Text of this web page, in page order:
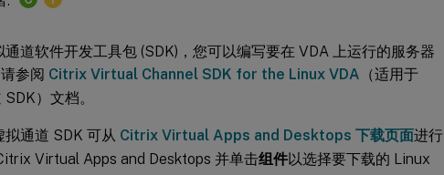
道软件开发工具包 (SDK)，您可以编写要在 VDA 上运行的服务器
参阅 Citrix Virtual Channel SDK for the Linux VDA （适用于
）文档。
通道 SDK 可从 Citrix Virtual Apps and Desktops 下载页面进行
Virtual Apps and Desktops 并单击组件以选择要下载的 Linux